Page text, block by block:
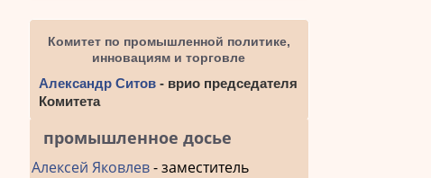
Комитет по промышленной политике,
инновациям и торговле
Александр Ситов - врио председателя
Комитета
промышленное досье
Алексей Яковлев- заместитель